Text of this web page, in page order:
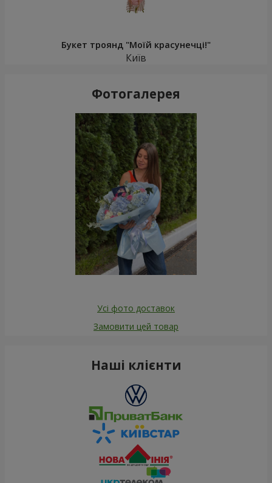
Букет троянд "Моїй красунечці!"
Київ
Фотогалерея
Усі фото доставок
Замовити цей товар
Наші клієнти